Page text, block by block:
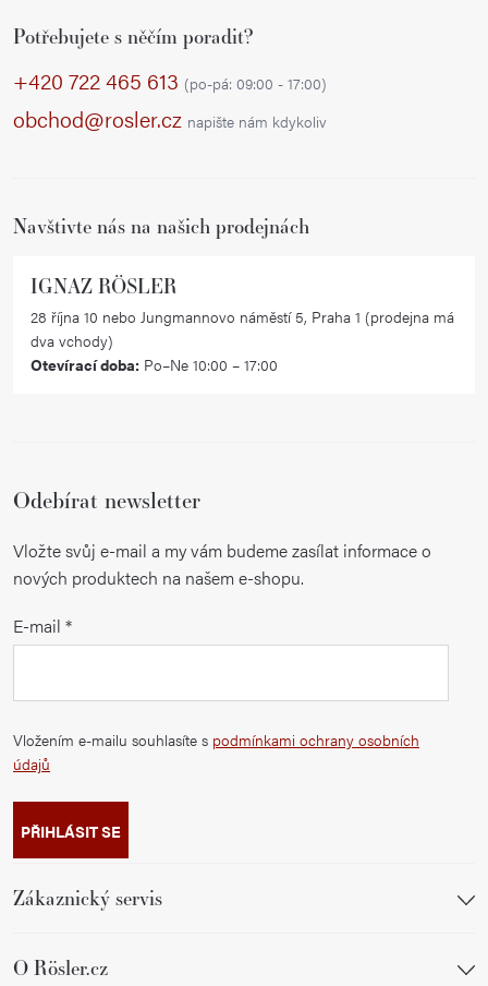
Potřebujete s něčím poradit?
+420 722 465 613 (po-pá: 09:00 - 17:00)
obchod@rosler.cz napište nám kdykoliv
Navštivte nás na našich prodejnách
IGNAZ RÖSLER
28 října 10 nebo Jungmannovo náměstí 5, Praha 1 (prodejna má
dva vchody)
Otevírací doba: Po–Ne 10:00 – 17:00
Odebírat newsletter
Vložte svůj e-mail a my vám budeme zasílat informace o
nových produktech na našem e-shopu.
E-mail
Vložením e-mailu souhlasíte s podmínkami ochrany osobních
údajů
PŘIHLÁSIT SE
Zákaznický servis
O Rösler.cz